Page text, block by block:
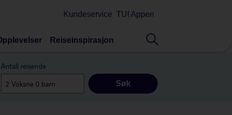
Kundeservice TUI Appen
Reiseinspirasjon
Antall reisende
Søk